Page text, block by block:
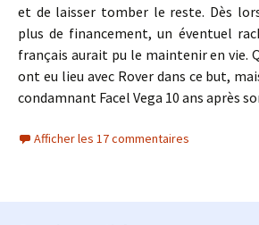
et de laisser tomber le reste. Dès
plus de financement, un éventuel
français aurait pu le maintenir en vie.
ont eu lieu avec Rover dans ce but,
condamnant Facel Vega 10 ans après
Afficher les 17 commentaires